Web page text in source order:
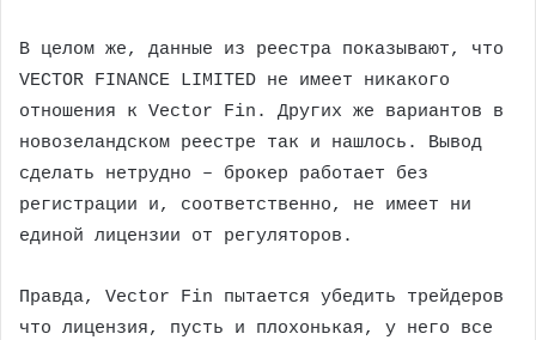
В целом же, данные из реестра показывают, что
VECTOR FINANCE LIMITED не имеет никакого
отношения к Vector Fin. Других же вариантов в
новозеландском реестре так и нашлось. Вывод
сделать нетрудно – брокер работает без
регистрации и, соответственно, не имеет ни
единой лицензии от регуляторов.
Правда, Vector Fin пытается убедить трейдеров
что лицензия, пусть и плохонькая, у него все